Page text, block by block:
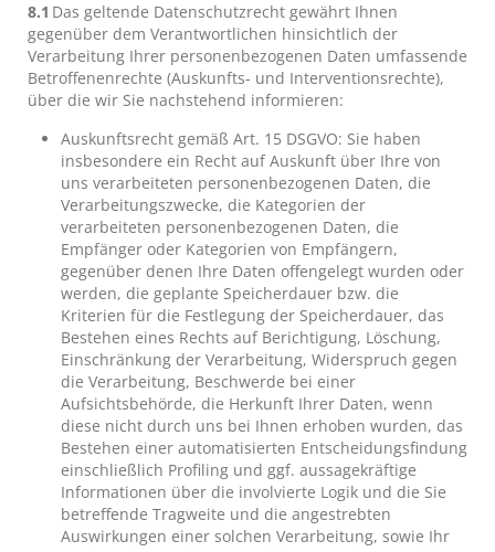
8.1 Das geltende Datenschutzrecht gewährt Ihnen
gegenüber dem Verantwortlichen hinsichtlich der
Verarbeitung Ihrer personenbezogenen Daten umfassende
Betroffenenrechte (Auskunfts- und Interventionsrechte),
über die wir Sie nachstehend informieren:
Auskunftsrecht gemäß Art. 15 DSGVO: Sie haben
insbesondere ein Recht auf Auskunft über Ihre von
uns verarbeiteten personenbezogenen Daten, die
Verarbeitungszwecke, die Kategorien der
verarbeiteten personenbezogenen Daten, die
Empfänger oder Kategorien von Empfängern,
gegenüber denen Ihre Daten offengelegt wurden oder
werden, die geplante Speicherdauer bzw. die
Kriterien für die Festlegung der Speicherdauer, das
Bestehen eines Rechts auf Berichtigung, Löschung,
Einschränkung der Verarbeitung, Widerspruch gegen
die Verarbeitung, Beschwerde bei einer
Aufsichtsbehörde, die Herkunft Ihrer Daten, wenn
diese nicht durch uns bei Ihnen erhoben wurden, das
Bestehen einer automatisierten Entscheidungsfindung
einschließlich Profiling und ggf. aussagekräftige
Informationen über die involvierte Logik und die Sie
betreffende Tragweite und die angestrebten
Auswirkungen einer solchen Verarbeitung, sowie Ihr